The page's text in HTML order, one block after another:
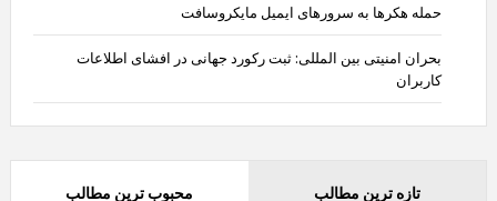
حمله هکرها به سرورهای ایمیل مایکروسافت
بحران امنیتی بین المللی: ثبت رکورد جهانی در افشای اطلاعات
کاربران
محبوب ترین مطالب تازه ترین مطالب